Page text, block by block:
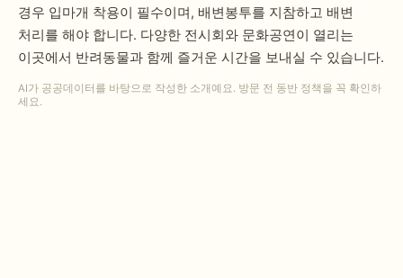
경우 입마개 착용이 필수이며, 배변봉투를 지참하고 배변
처리를 해야 합니다. 다양한 전시회와 문화공연이 열리는
이곳에서 반려동물과 함께 즐거운 시간을 보내실 수 있습니다.
AI가 공공데이터를 바탕으로 작성한 소개예요. 방문 전 동반 정책을 꼭 확인하
세요.